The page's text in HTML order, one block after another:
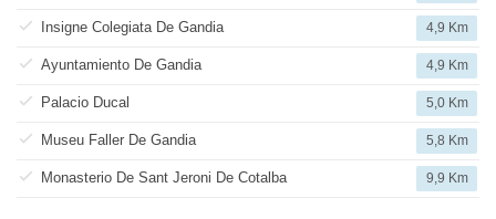
Insigne Colegiata De Gandia 4,9 Km
Ayuntamiento De Gandia 4,9 Km
Palacio Ducal 5,0 Km
Museu Faller De Gandia 5,8 Km
Monasterio De Sant Jeroni De Cotalba 9,9 Km